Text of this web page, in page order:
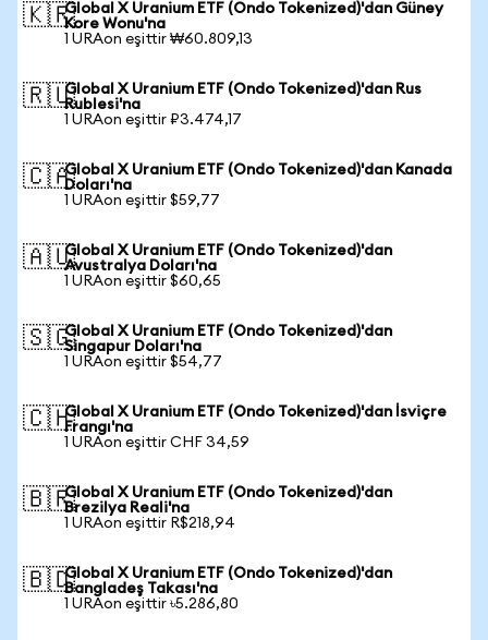
🇰🇷Global X Uranium ETF (Ondo Tokenized)'dan Güney
Kore Wonu'na
1 URAon eşittir ₩60.809,13
🇷🇺Global X Uranium ETF (Ondo Tokenized)'dan Rus
Rublesi'na
1 URAon eşittir ₽3.474,17
🇨🇦Global X Uranium ETF (Ondo Tokenized)'dan Kanada
Doları'na
1 URAon eşittir $59,77
🇦🇺Global X Uranium ETF (Ondo Tokenized)'dan
Avustralya Doları'na
1 URAon eşittir $60,65
🇸🇬Global X Uranium ETF (Ondo Tokenized)'dan
Singapur Doları'na
1 URAon eşittir $54,77
🇨🇭Global X Uranium ETF (Ondo Tokenized)'dan İsviçre
Frangı'na
1 URAon eşittir CHF 34,59
🇧🇷Global X Uranium ETF (Ondo Tokenized)'dan
Brezilya Reali'na
1 URAon eşittir R$218,94
🇧🇩Global X Uranium ETF (Ondo Tokenized)'dan
Bangladeş Takası'na
1 URAon eşittir ৳5.286,80